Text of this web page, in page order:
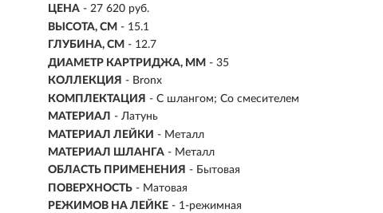
ЦЕНА - 27 620 руб.
ВЫСОТА, СМ - 15.1
ГЛУБИНА, СМ - 12.7
ДИАМЕТР КАРТРИДЖА, ММ - 35
КОЛЛЕКЦИЯ - Bronx
КОМПЛЕКТАЦИЯ - С шлангом; Со смесителем
МАТЕРИАЛ - Латунь
МАТЕРИАЛ ЛЕЙКИ - Металл
МАТЕРИАЛ ШЛАНГА - Металл
ОБЛАСТЬ ПРИМЕНЕНИЯ - Бытовая
ПОВЕРХНОСТЬ - Матовая
РЕЖИМОВ НА ЛЕЙКЕ - 1-режимная